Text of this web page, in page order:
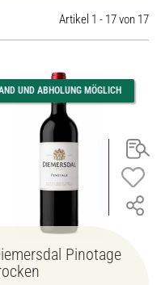
Artikel 1 - 17 von 17
UND ABHOLUNG MÖGLICH
Pinotage